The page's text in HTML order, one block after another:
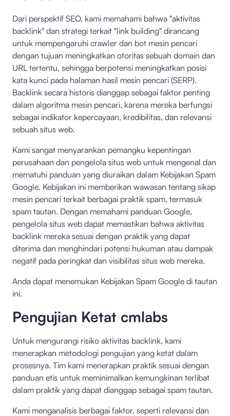
Dari perspektif SEO, kami memahami bahwa "aktivitas
backlink" dan strategi terkait "link building" dirancang
untuk mempengaruhi crawler dan bot mesin pencari
dengan tujuan meningkatkan otoritas sebuah domain dan
URL tertentu, sehingga berpotensi meningkatkan posisi
kata kunci pada halaman hasil mesin pencari (SERP).
Backlink secara historis dianggap sebagai faktor penting
dalam algoritma mesin pencari, karena mereka berfungsi
sebagai indikator kepercayaan, kredibilitas, dan relevansi
sebuah situs web.
Kami sangat menyarankan pemangku kepentingan
perusahaan dan pengelola situs web untuk mengenal dan
mematuhi panduan yang diuraikan dalam Kebijakan Spam
Google. Kebijakan ini memberikan wawasan tentang sikap
mesin pencari terkait berbagai praktik spam, termasuk
spam tautan. Dengan memahami panduan Google,
pengelola situs web dapat memastikan bahwa aktivitas
backlink mereka sesuai dengan praktik yang dapat
diterima dan menghindari potensi hukuman atau dampak
negatif pada peringkat dan visibilitas situs web mereka.
Anda dapat menemukan Kebijakan Spam Google di tautan
ini.
Pengujian Ketat cmlabs
Untuk mengurangi risiko aktivitas backlink, kami
menerapkan metodologi pengujian yang ketat dalam
prosesnya. Tim kami menerapkan praktik sesuai dengan
panduan etis untuk meminimalkan kemungkinan terlibat
dalam praktik yang dapat dianggap sebagai spam tautan.
Kami menganalisis berbagai faktor, seperti relevansi dan